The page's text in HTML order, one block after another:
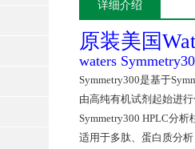
详细介绍
原装美国
waters
Symmetry300是基于
由高纯有机试剂起始进
Symmetry300 HPLC分
适用于多肽、蛋白质分析